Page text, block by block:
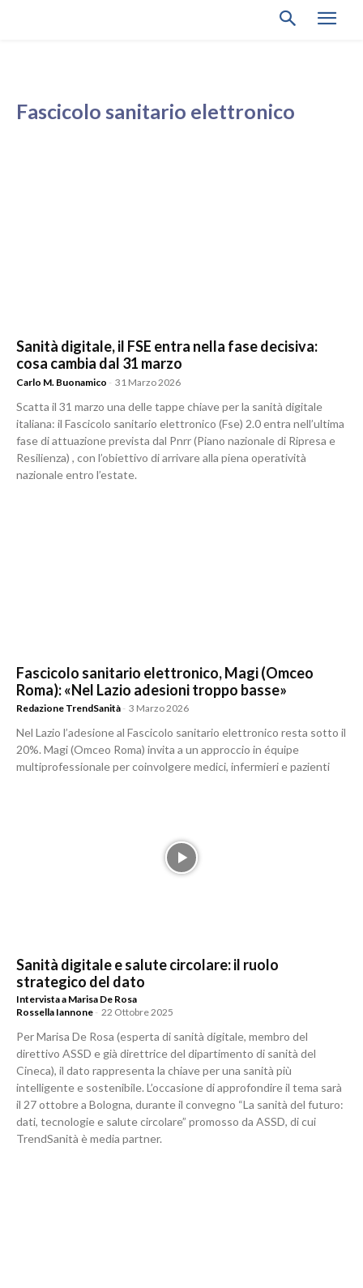
Fascicolo sanitario elettronico
Sanità digitale, il FSE entra nella fase decisiva:
cosa cambia dal 31 marzo
Carlo M. Buonamico - 31 Marzo 2026
Scatta il 31 marzo una delle tappe chiave per la sanità digitale
italiana: il Fascicolo sanitario elettronico (Fse) 2.0 entra nell’ultima
fase di attuazione prevista dal Pnrr (Piano nazionale di Ripresa e
Resilienza) , con l’obiettivo di arrivare alla piena operatività
nazionale entro l’estate.
Fascicolo sanitario elettronico, Magi (Omceo
Roma): «Nel Lazio adesioni troppo basse»
Redazione TrendSanità - 3 Marzo 2026
Nel Lazio l’adesione al Fascicolo sanitario elettronico resta sotto il
20%. Magi (Omceo Roma) invita a un approccio in équipe
multiprofessionale per coinvolgere medici, infermieri e pazienti
Sanità digitale e salute circolare: il ruolo
strategico del dato
Intervista a Marisa De Rosa
Rossella Iannone - 22 Ottobre 2025
Per Marisa De Rosa (esperta di sanità digitale, membro del
direttivo ASSD e già direttrice del dipartimento di sanità del
Cineca), il dato rappresenta la chiave per una sanità più
intelligente e sostenibile. L’occasione di approfondire il tema sarà
il 27 ottobre a Bologna, durante il convegno “La sanità del futuro:
dati, tecnologie e salute circolare” promosso da ASSD, di cui
TrendSanità è media partner.